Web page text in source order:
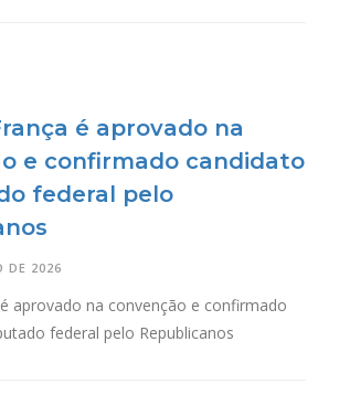
é aprovado na
e confirmado candidato
federal pelo
DE 2026
aprovado na convenção e confirmado
federal pelo Republicanos